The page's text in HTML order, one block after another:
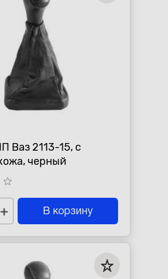
Ваз 2113-15, с
черный
star_border
+ В корзину